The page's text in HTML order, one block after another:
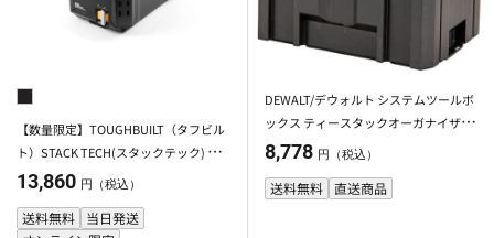
【数量限定】TOUGHBUILT（タフビル
ト）STACK TECH(スタックテック)
ハーフツールボックス
13,860 円（税込）
送料無料
当日発送
DEWALT/デウォルト システムツールボ
ックス ティースタックオーガナイザー
付ラージボックス
8,778 円（税込）
送料無料 直送商品